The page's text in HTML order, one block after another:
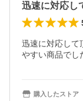
迅速に対応して
やすい商品でし
購入したストア